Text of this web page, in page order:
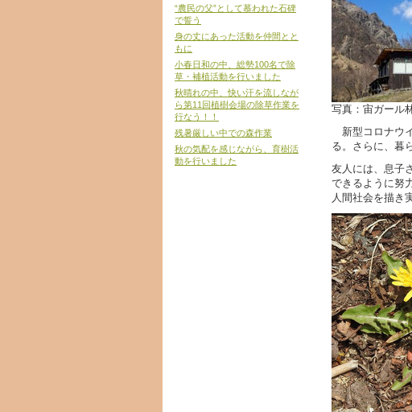
“農民の父”として慕われた石碑
で誓う
身の丈にあった活動を仲間とと
もに
小春日和の中、総勢100名で除
草・補植活動を行いました
秋晴れの中、快い汗を流しなが
ら第11回植樹会場の除草作業を
行なう！！
残暑厳しい中での森作業
秋の気配を感じながら、育樹活
動を行いました
写真：宙ガール
新型コロナウ
る。さらに、暮
友人には、息子
できるように努
人間社会を描き